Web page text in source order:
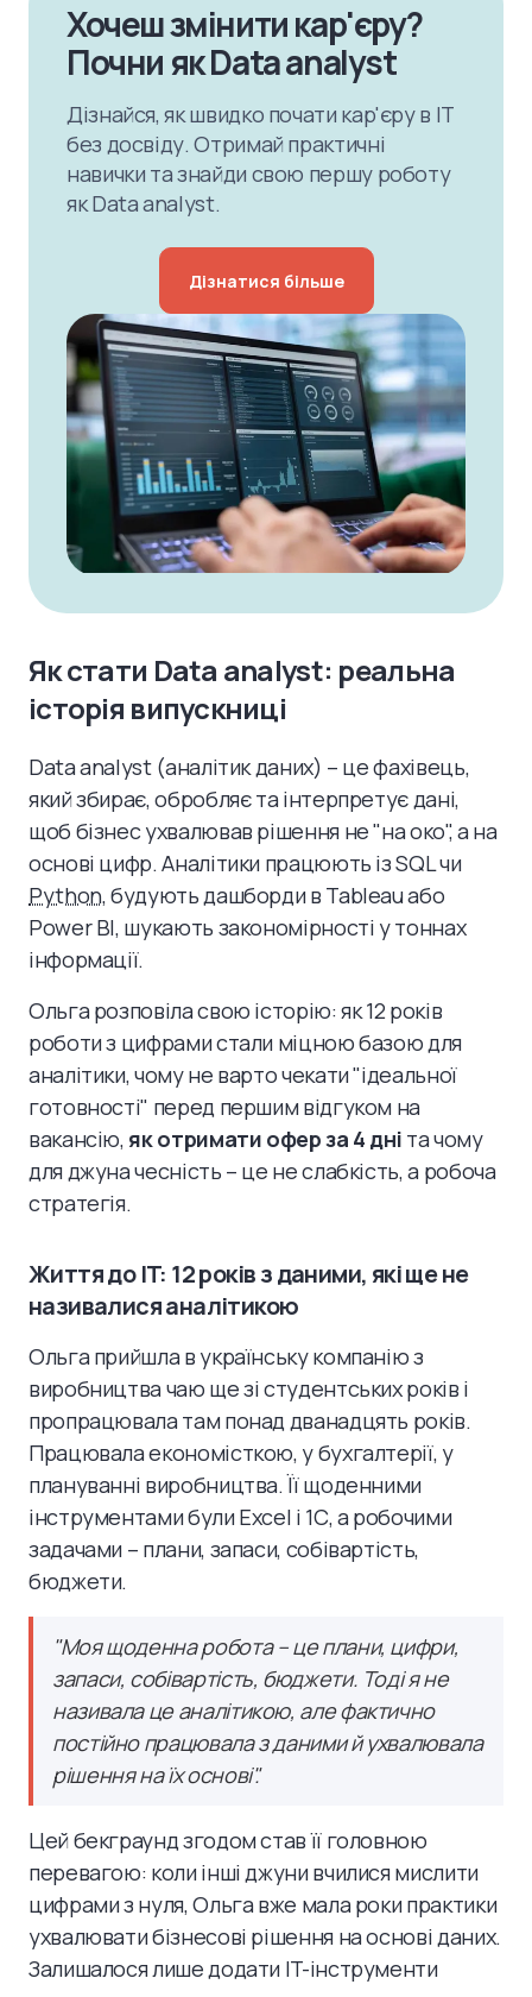
Хочеш змінити кар'єру?
Почни як Data analyst
Дізнайся, як швидко почати кар'єру в IT
без досвіду. Отримай практичні
навички та знайди свою першу роботу
як Data analyst.
Дізнатися більше
Як стати Data analyst: реальна
історія випускниці
Data analyst (аналітик даних) – це фахівець,
який збирає, обробляє та інтерпретує дані,
щоб бізнес ухвалював рішення не "на око", а на
основі цифр. Аналітики працюють із SQL чи
Python, будують дашборди в Tableau або
Power BI, шукають закономірності у тоннах
інформації.
Ольга розповіла свою історію: як 12 років
роботи з цифрами стали міцною базою для
аналітики, чому не варто чекати "ідеальної
готовності" перед першим відгуком на
вакансію, як отримати офер за 4 дні та чому
для джуна чесність – це не слабкість, а робоча
стратегія.
Життя до IT: 12 років з даними, які ще не
називалися аналітикою
Ольга прийшла в українську компанію з
виробництва чаю ще зі студентських років і
пропрацювала там понад дванадцять років.
Працювала економісткою, у бухгалтерії, у
плануванні виробництва. Її щоденними
інструментами були Excel і 1С, а робочими
задачами – плани, запаси, собівартість,
бюджети.
"Моя щоденна робота – це плани, цифри,
запаси, собівартість, бюджети. Тоді я не
називала це аналітикою, але фактично
постійно працювала з даними й ухвалювала
рішення на їх основі".
Цей бекграунд згодом став її головною
перевагою: коли інші джуни вчилися мислити
цифрами з нуля, Ольга вже мала роки практики
ухвалювати бізнесові рішення на основі даних.
Залишалося лише додати IT-інструменти